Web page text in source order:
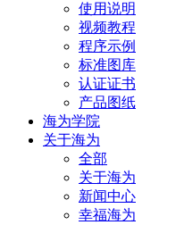
使用说明
视频教程
程序示例
标准图库
认证证书
产品图纸
海为学院
关于海为
全部
关于海为
新闻中心
幸福海为